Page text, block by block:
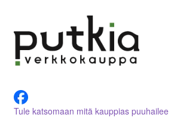
navigointiin
sisältöön
Tietoja meistä
Tule katsomaan mitä kauppias puuhailee